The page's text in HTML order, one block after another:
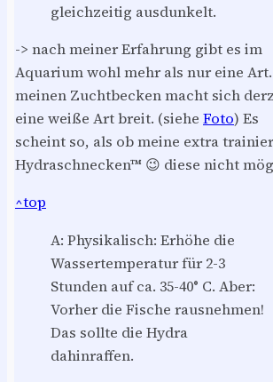
gleichzeitig ausdunkelt.
-> nach meiner Erfahrung gibt es im
Aquarium wohl mehr als nur eine
meinen Zuchtbecken macht sich
eine weiße Art breit. (siehe Foto) Es
scheint so, als ob meine extra
Hydraschnecken™ 😉 diese nicht
^top
A: Physikalisch: Erhöhe die
Wassertemperatur für 2-3
Stunden auf ca. 35-40° C. Aber:
Vorher die Fische rausnehmen!
Das sollte die Hydra
dahinraffen.